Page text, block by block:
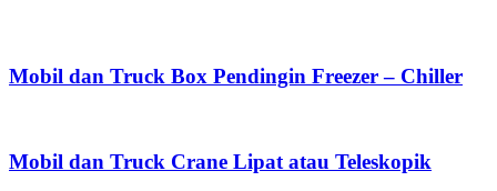
Mobil dan Truck Box Pendingin Freezer – Chiller
Mobil dan Truck Crane Lipat atau Teleskopik